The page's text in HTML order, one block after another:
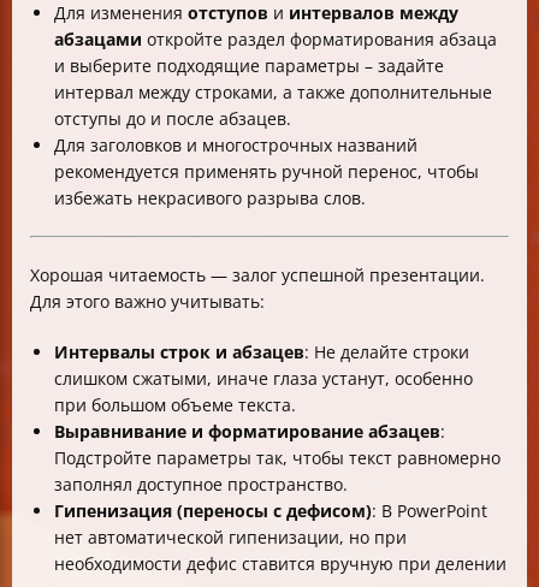
Для изменения отступов и интервалов между
абзацами откройте раздел форматирования абзаца
и выберите подходящие параметры – задайте
интервал между строками, а также дополнительные
отступы до и после абзацев.
Для заголовков и многострочных названий
рекомендуется применять ручной перенос, чтобы
избежать некрасивого разрыва слов.
Хорошая читаемость — залог успешной презентации.
Для этого важно учитывать:
Интервалы строк и абзацев: Не делайте строки
слишком сжатыми, иначе глаза устанут, особенно
при большом объеме текста.
Выравнивание и форматирование абзацев:
Подстройте параметры так, чтобы текст равномерно
заполнял доступное пространство.
Гипенизация (переносы с дефисом): В PowerPoint
нет автоматической гипенизации, но при
необходимости дефис ставится вручную при делении